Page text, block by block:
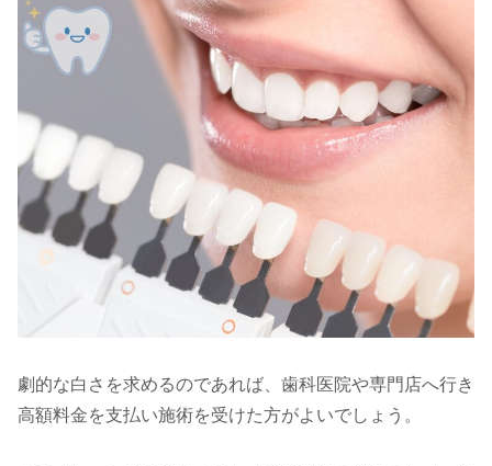
劇的な白さを求めるのであれば、歯科医院や専門店へ行き
高額料金を支払い施術を受けた方がよいでしょう。